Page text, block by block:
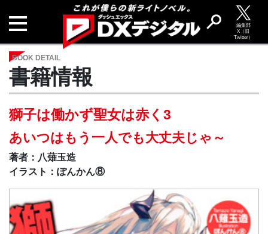
編集部
X（旧
Twitter）
BOOK DETAIL
書籍情報
獅子は働かず聖女は赤く3
あいつはもう一人でも大丈夫じゃ～
著者：八薙玉造
イラスト：ぽんかん⑧